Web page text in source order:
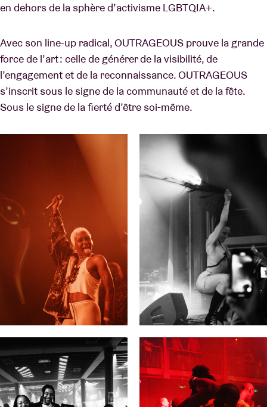
en dehors de la sphère d’activisme LGBTQIA+.
Avec son line-up radical, OUTRAGEOUS prouve la grande
force de l’art : celle de générer de la visibilité, de
l’engagement et de la reconnaissance. OUTRAGEOUS
s’inscrit sous le signe de la communauté et de la fête.
Sous le signe de la fierté d’être soi-même.